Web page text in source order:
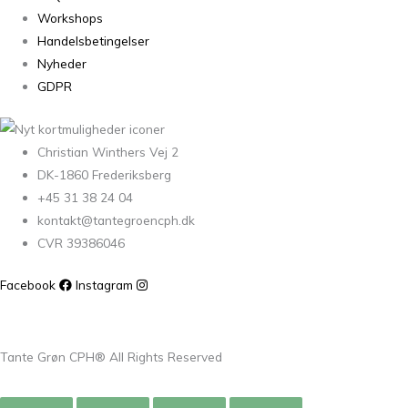
Workshops
Handelsbetingelser
Nyheder
GDPR
Christian Winthers Vej 2
DK-1860 Frederiksberg
+45 31 38 24 04
kontakt@tantegroencph.dk
CVR 39386046
Facebook Instagram
Tante Grøn CPH® All Rights Reserved